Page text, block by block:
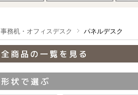
事務机・オフィスデスク パネルデスク